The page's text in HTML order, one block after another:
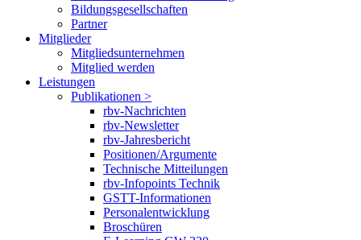
Bildungsgesellschaften
Partner
Mitglieder
Mitgliedsunternehmen
Mitglied werden
Leistungen
Publikationen >
rbv-Nachrichten
rbv-Newsletter
rbv-Jahresbericht
Positionen/Argumente
Technische Mitteilungen
rbv-Infopoints Technik
GSTT-Informationen
Personalentwicklung
Broschüren